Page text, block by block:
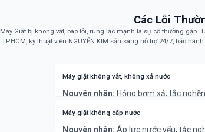
Các Lỗi
Máy Giặt bị không vắt, báo lỗi, rung lắc mạnh là sự cố thường gặp.
TP.HCM, kỹ thuật viên NGUYỄN KIM sẵn sàng hỗ trợ 24/7, bảo
Máy giặt không vắt, không xả nước
Nguyên nhân: Hỏng bơm xả, tắc
Cách khắc phục:Kiểm tra bơm xả, vệ
Máy giặt không cấp nước
Nguyên nhân: Áp lực nước yếu, tắc